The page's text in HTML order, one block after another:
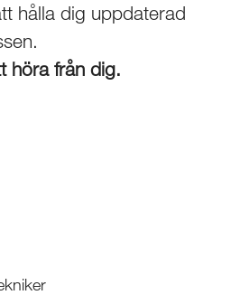
hålla dig uppdaterad
höra från dig.